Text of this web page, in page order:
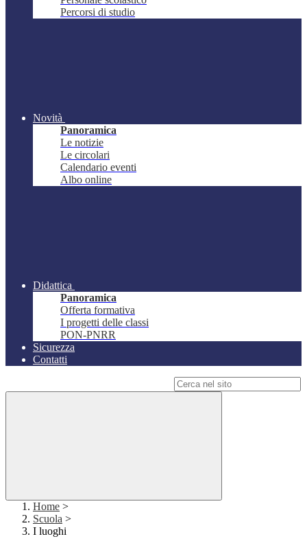
Percorsi di studio
Novità
Panoramica
Le notizie
Le circolari
Calendario eventi
Albo online
Didattica
Panoramica
Offerta formativa
I progetti delle classi
PON-PNRR
Sicurezza
Contatti
Home >
Scuola >
I luoghi